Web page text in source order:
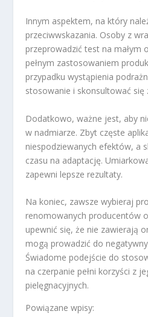
Innym aspektem, na który
przeciwwskazania. Osoby z
przeprowadzić test na małym
pełnym zastosowaniem
przypadku wystąpienia
stosowanie i skonsultować się
Dodatkowo, ważne jest, aby
w nadmiarze. Zbyt częste
niespodziewanych efektów, a
czasu na adaptację.
zapewni lepsze rezultaty.
Na koniec, zawsze wybieraj
renomowanych producentów
upewnić się, że nie zawierają
mogą prowadzić do
Świadome podejście do
na czerpanie pełni korzyści z
pielęgnacyjnych.
Powiązane wpisy: